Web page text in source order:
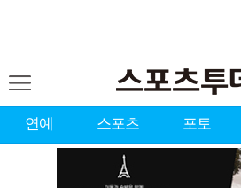
연예 스포츠 포토